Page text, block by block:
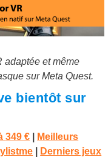
adaptée et même
sur Meta Quest.
bientôt sur
349 €
Meilleurs
Derniers jeux